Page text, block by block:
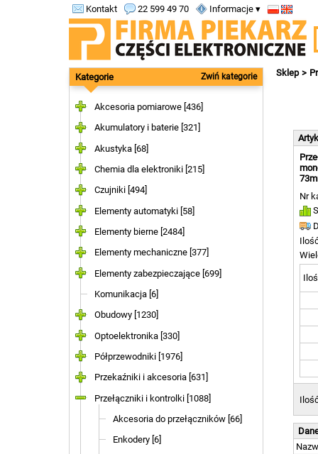
Kontakt 22 599 49 70 Informacje ▾
Kategorie Zwiń kategorie
Akcesoria pomiarowe [436]
Akumulatory i baterie [321]
Akustyka [68]
Chemia dla elektroniki [215]
Czujniki [494]
Elementy automatyki [58]
Elementy bierne [2484]
Elementy mechaniczne [377]
Elementy zabezpieczające [699]
Komunikacja [6]
Obudowy [1230]
Optoelektronika [330]
Półprzewodniki [1976]
Przekaźniki i akcesoria [631]
Przełączniki i kontrolki [1088]
Akcesoria do przełączników [66]
Enkodery [6]
Sklep
Nr